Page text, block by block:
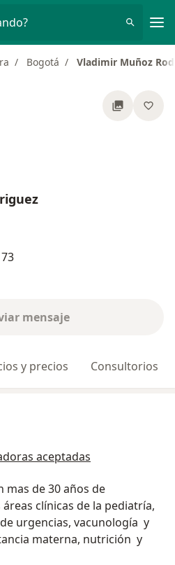
Bogotá Vladimir Muñoz
mensaje
y precios Consultorios
aceptadas
mas de 30 años de
clínicas de la pediatría,
urgencias, vacunología y
materna, nutrición y